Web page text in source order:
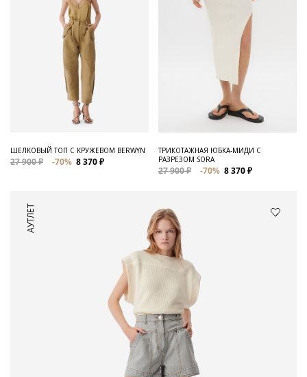
ШЕЛКОВЫЙ ТОП С КРУЖЕВОМ BERWYN
27 900 ₽ -70% 8 370 ₽
ТРИКОТАЖНАЯ ЮБКА-МИДИ С
РАЗРЕЗОМ SORA
27 900 ₽ -70% 8 370 ₽
АУТЛЕТ